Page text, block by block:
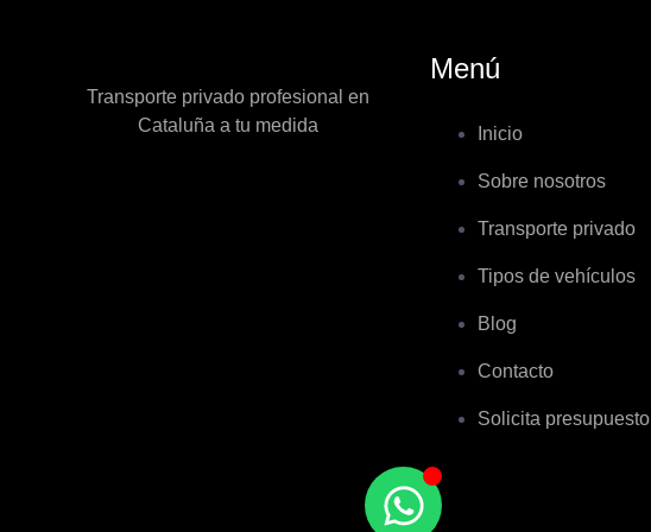
Transporte privado profesional en
Cataluña a tu medida
Menú
Inicio
Sobre nosotros
Transporte privado
Tipos de vehículos
Blog
Contacto
Solicita presupuesto